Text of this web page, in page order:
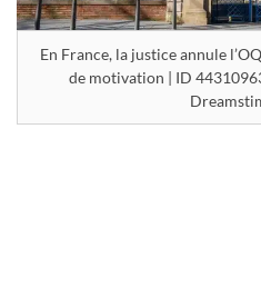
En France, la justice annule
de motivation | ID